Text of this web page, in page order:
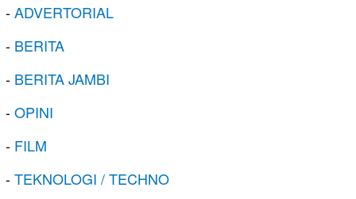
-ADVERTORIAL
- BERITA
- BERITA JAMBI
-OPINI
- FILM
-TEKNOLOGI / TECHNO